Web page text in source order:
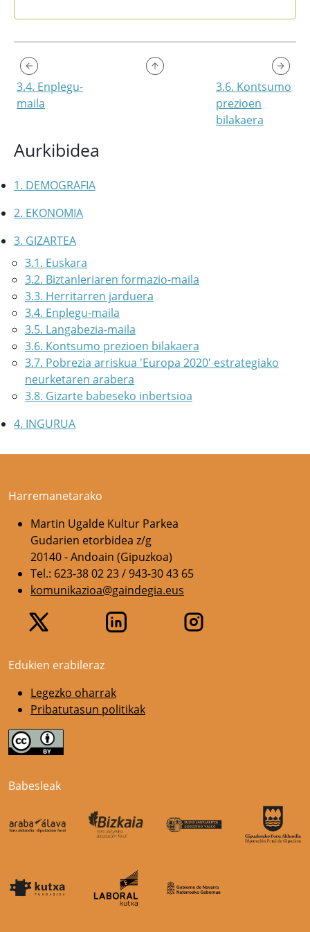
Aurkibidea
1. DEMOGRAFIA
2. EKONOMIA
3. GIZARTEA
3.1. Euskara
3.2. Biztanleriaren formazio-maila
3.3. Herritarren jarduera
3.4. Enplegu-maila
3.5. Langabezia-maila
3.6. Kontsumo prezioen bilakaera
3.7. Pobrezia arriskua 'Europa 2020' estrategiako
neurketaren arabera
3.8. Gizarte babeseko inbertsioa
4. INGURUA
3.4. Enplegu-
maila
3.6. Kontsumo
prezioen
bilakaera
Harremanetarako
Martin Ugalde Kultur Parkea
Gudarien etorbidea z/g
20140 - Andoain (Gipuzkoa)
Tel.: 623-38 02 23 / 943-30 43 65
komunikazioa@gaindegia.eus
Edukien erabileraz
Legezko oharrak
Pribatutasun politikak
Babesleak